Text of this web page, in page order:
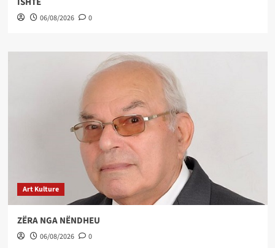
06/08/2026 0
Art Kulture
ZËRA NGA NËNDHEU
06/08/2026 0